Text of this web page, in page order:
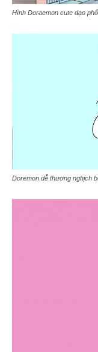
Hình Doraemon cute dạo phố
Doremon dễ thương nghịch